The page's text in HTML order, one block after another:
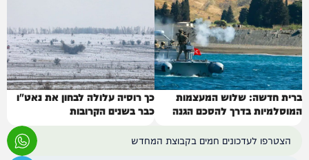
ברית חדשה: שלוש המעצמות
המוסלמיות בדרך להסכם הגנה
כך רוסיה עלולה לבחון את נאט"ו
כבר בשנים הקרובות
הצטרפו לעדכונים חמים בקבוצת המחדש